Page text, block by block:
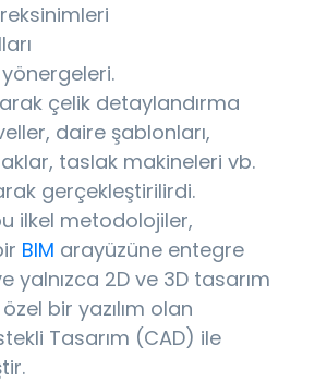
çelik detaylandırma
daire şablonları,
taslak makineleri vb.
gerçekleştirilirdi.
ilkel metodolojiler,
BIM arayüzüne entegre
yalnızca 2D ve 3D tasarım
bir yazılım olan
Tasarım (CAD) ile